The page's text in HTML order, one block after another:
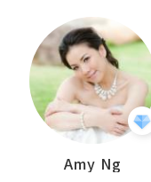
Amy Ng